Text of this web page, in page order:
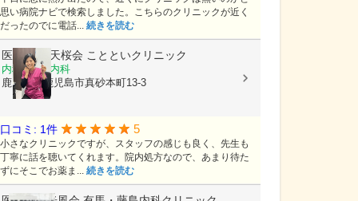
思い病院ナビで検索しました。こちらのクリニックが近く
だったのでに電話... 続きを読む
医療法人 天桜会 ことといクリニック
内科, 血液内科
鹿児島県鹿児島市真砂本町13-3
口コミ: 1件 5
小さなクリニックですが、スタッフの感じも良く、先生も
丁寧に話を聴いてくれます。院内処方なので、あまり待た
ずにそこでお薬ま... 続きを読む